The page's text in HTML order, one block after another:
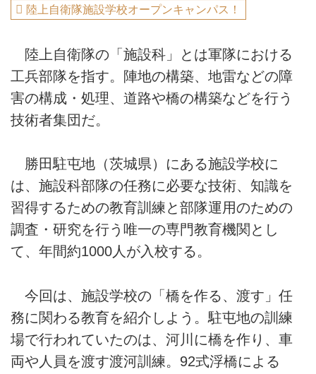
陸上自衛隊施設学校オープンキャンパス！
陸上自衛隊の「施設科」とは軍隊における
工兵部隊を指す。陣地の構築、地雷などの障
害の構成・処理、道路や橋の構築などを行う
技術者集団だ。
勝田駐屯地（茨城県）にある施設学校に
は、施設科部隊の任務に必要な技術、知識を
習得するための教育訓練と部隊運用のための
調査・研究を行う唯一の専門教育機関とし
て、年間約1000人が入校する。
今回は、施設学校の「橋を作る、渡す」任
務に関わる教育を紹介しよう。駐屯地の訓練
場で行われていたのは、河川に橋を作り、車
両や人員を渡す渡河訓練。92式浮橋による